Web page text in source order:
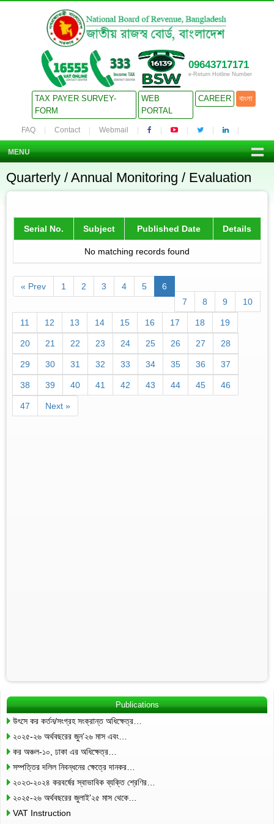
09643717171
e-Return Hotline Number
TAX PAYER SURVEY-
FORM
WEB
PORTAL
CAREER বাংলা
FAQ Contact Webmail
MENU
Quarterly / Annual Monitoring / Evaluation
Serial No. Subject Published Date Details
No matching records found
« Prev 1 2 3 4 5
6
7
8 9 10
11 12 13 14 15 16 17 18 19
20 21 22 23 24 25 26 27 28
29 30 31 32 33 34 35 36 37
38 39 40 41 42 43 44 45 46
47 Next »
Publications
উৎসে কর কর্তন/সংগ্রহ সংক্রান্ত অধিক্ষেত্র…
২০২৫-২৬ অর্থবছরের জুন’২৬ মাস এবং…
কর অঞ্চল-১০, ঢাকা এর অধিক্ষেত্র…
সম্পত্তির দলিল নিবন্ধনের ক্ষেত্রে দানকর…
২০২৩-২০২৪ করবর্ষের স্বাভাবিক ব্যক্তি শ্রেণির…
২০২৫-২৬ অর্থবছরের জুলাই’২৫ মাস থেকে…
VAT Instruction